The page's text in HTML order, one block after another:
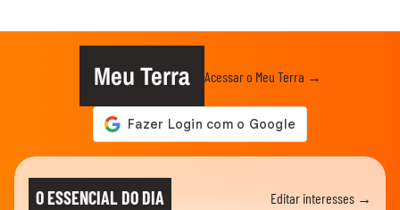
Meu Terra Acessar o Meu Terra →
O ESSENCIAL DO DIA Editar interesses →